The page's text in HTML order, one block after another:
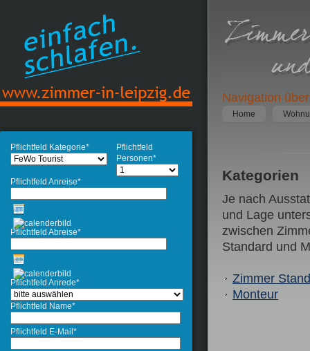
Pflichtfeld Kategorie*
Pflichtfeld
Personen*
Pflichtfeld Anreise*
Pflichtfeld Abreise*
Pflichtfeld Anrede*
Pflichtfeld Name*
Pflichtfeld E-Mail *
Navigation
Home
Kategorien
Je nach
und Lage
zwischen
Standard und
Zimmer
Monteur